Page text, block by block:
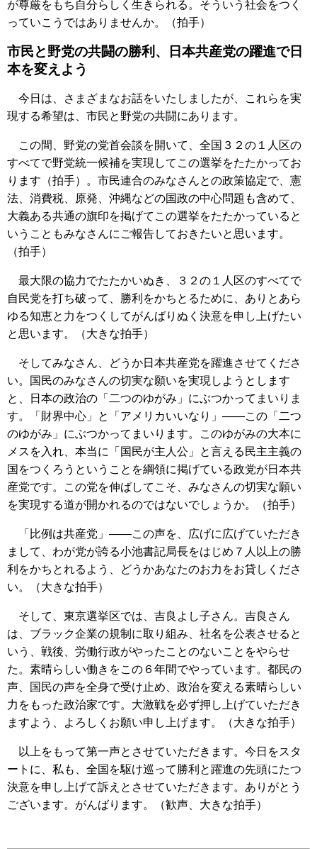
が尊厳をもち自分らしく生きられる。そういう社会をつく
っていこうではありませんか。（拍手）
市民と野党の共闘の勝利、日本共産党の躍進で日
本を変えよう
今日は、さまざまなお話をいたしましたが、これらを実
現する希望は、市民と野党の共闘にあります。
この間、野党の党首会談を開いて、全国３２の１人区の
すべてで野党統一候補を実現してこの選挙をたたかってお
ります（拍手）。市民連合のみなさんとの政策協定で、憲
法、消費税、原発、沖縄などの国政の中心問題も含めて、
大義ある共通の旗印を掲げてこの選挙をたたかっていると
いうこともみなさんにご報告しておきたいと思います。
（拍手）
最大限の協力でたたかいぬき、３２の１人区のすべてで
自民党を打ち破って、勝利をかちとるために、ありとあら
ゆる知恵と力をつくしてがんばりぬく決意を申し上げたい
と思います。（大きな拍手）
そしてみなさん、どうか日本共産党を躍進させてくださ
い。国民のみなさんの切実な願いを実現しようとします
と、日本の政治の「二つのゆがみ」にぶつかってまいりま
す。「財界中心」と「アメリカいいなり」――この「二つ
のゆがみ」にぶつかってまいります。このゆがみの大本に
メスを入れ、本当に「国民が主人公」と言える民主主義の
国をつくろうということを綱領に掲げている政党が日本共
産党です。この党を伸ばしてこそ、みなさんの切実な願い
を実現する道が開かれるのではないでしょうか。（拍手）
「比例は共産党」――この声を、広げに広げていただき
まして、わが党が誇る小池書記局長をはじめ７人以上の勝
利をかちとれるよう、どうかあなたのお力をお貸しくださ
い。（大きな拍手）
そして、東京選挙区では、吉良よし子さん。吉良さん
は、ブラック企業の規制に取り組み、社名を公表させると
いう、戦後、労働行政がやったことのないことをやらせ
た。素晴らしい働きをこの６年間でやっています。都民の
声、国民の声を全身で受け止め、政治を変える素晴らしい
力をもった政治家です。大激戦を必ず押し上げていただき
ますよう、よろしくお願い申し上げます。（大きな拍手）
以上をもって第一声とさせていただきます。今日をスタ
ートに、私も、全国を駆け巡って勝利と躍進の先頭にたつ
決意を申し上げて訴えとさせていただきます。ありがとう
ございます。がんばります。（歓声、大きな拍手）